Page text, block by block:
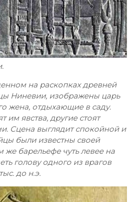
на раскопках древней
Ниневии, изображены царь
жена, отдыхающие в саду.
им явства, другие стоят
Сцена выглядит спокойной и
были известны своей
же барельефе чуть левее на
голову одного из врагов
до н.э.